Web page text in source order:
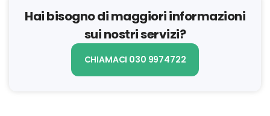
Hai bisogno di maggiori informazioni
sui nostri servizi?
CHIAMACI 030 9974722